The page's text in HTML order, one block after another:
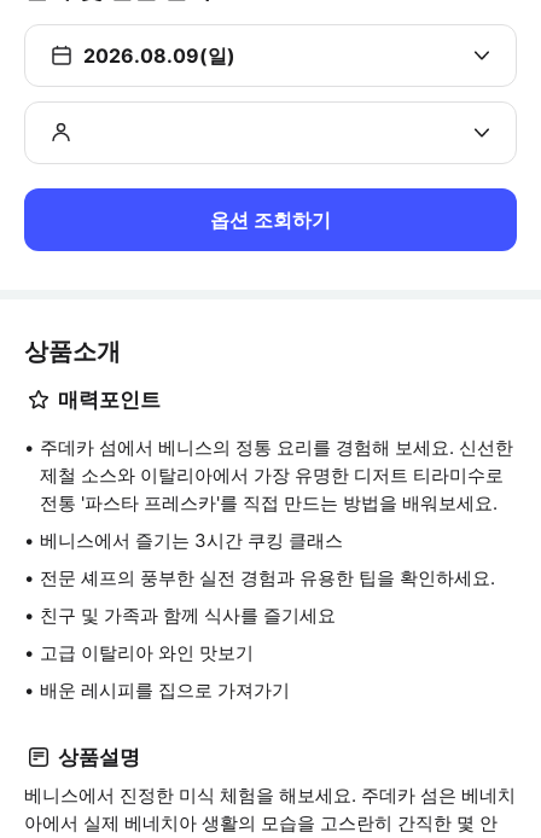
2026.08.09(일)
옵션 조회하기
상품소개
매력포인트
주데카 섬에서 베니스의 정통 요리를 경험해 보세요. 신선한
제철 소스와 이탈리아에서 가장 유명한 디저트 티라미수로
전통 '파스타 프레스카'를 직접 만드는 방법을 배워보세요.
베니스에서 즐기는 3시간 쿠킹 클래스
전문 셰프의 풍부한 실전 경험과 유용한 팁을 확인하세요.
친구 및 가족과 함께 식사를 즐기세요
고급 이탈리아 와인 맛보기
배운 레시피를 집으로 가져가기
상품설명
베니스에서 진정한 미식 체험을 해보세요. 주데카 섬은 베네치
아에서 실제 베네치아 생활의 모습을 고스란히 간직한 몇 안